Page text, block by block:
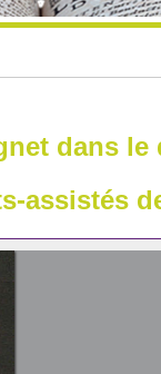
dans
assistés